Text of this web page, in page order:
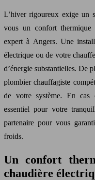
L’hiver rigoureux exige un
vous un confort thermique
expert à Angers. Une
électrique ou de votre
d’énergie substantielles. De
plombier chauffagiste
de votre système. En cas
essentiel pour votre
partenaire pour vous
froids.
Un confort
chaudière